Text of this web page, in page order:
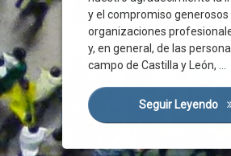
y el compromiso generosos
organizaciones
y, en general, de las
campo de Castilla y León, …
Seguir Leyendo
De La Granja A La Mesa
Desarrollo Rural
Desinfección
Distribución
Ecosistema